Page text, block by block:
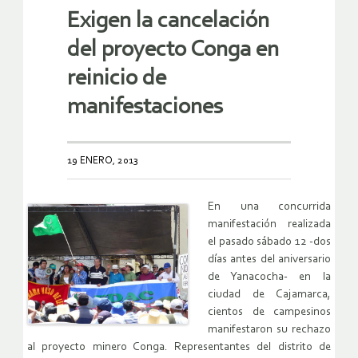
Exigen la cancelación
del proyecto Conga en
reinicio de
manifestaciones
19 ENERO, 2013
En una concurrida
manifestación realizada
el pasado sábado 12 -dos
días antes del aniversario
de Yanacocha- en la
ciudad de Cajamarca,
cientos de campesinos
manifestaron su rechazo
al proyecto minero Conga. Representantes del distrito de